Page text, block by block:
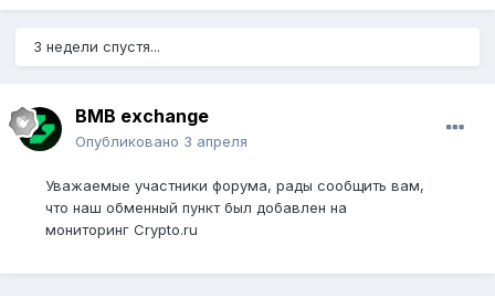
3 недели спустя...
BMB exchange
Опубликовано 3 апреля
Уважаемые участники форума, рады сообщить вам,
что наш обменный пункт был добавлен на
мониторинг Crypto.ru